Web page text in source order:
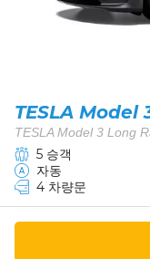
TESLA Model
TESLA Model 3 Long
5 승객
자동
4 차량문